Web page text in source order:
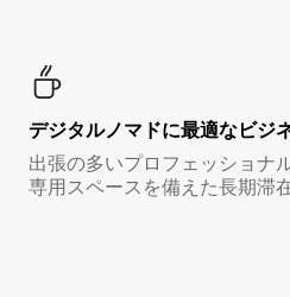
デジタルノマド⁠に最⁠適⁠なビ⁠ジ⁠
出張の多いプロフェッショナ
専用スペースを備えた長期滞